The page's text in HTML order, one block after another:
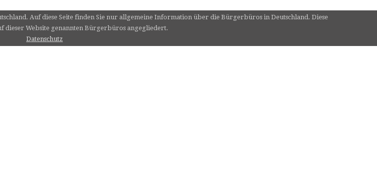
Auf diese Seite finden Sie nur allgemeine Information über die Bürgerbüros in Deutschland. Diese
dieser Website genannten Bürgerbüros angegliedert.
Datenschutz